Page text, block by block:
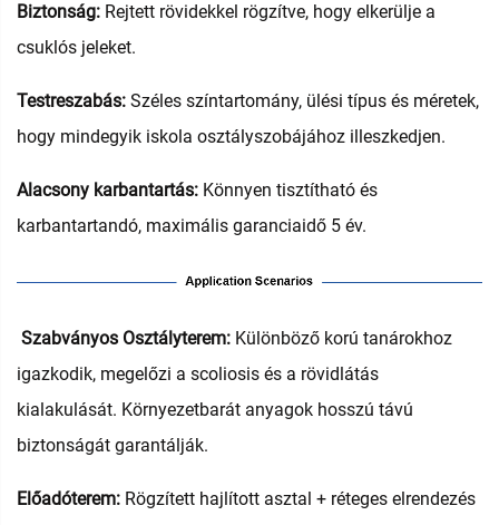
Biztonság: Rejtett rövidekkel rögzítve, hogy elkerülje a
csuklós jeleket.
Testreszabás: Széles színtartomány, ülési típus és méretek,
hogy mindegyik iskola osztályszobájához illeszkedjen.
Alacsony karbantartás: Könnyen tisztítható és
karbantartandó, maximális garanciaidő 5 év.
Szabványos Osztályterem:‌ Különböző korú tanárokhoz
igazkodik, megelőzi a scoliosis és a rövidlátás
kialakulását. Környezetbarát anyagok hosszú távú
biztonságát garantálják.
Előadóterem: Rögzített hajlított asztal + réteges elrendezés